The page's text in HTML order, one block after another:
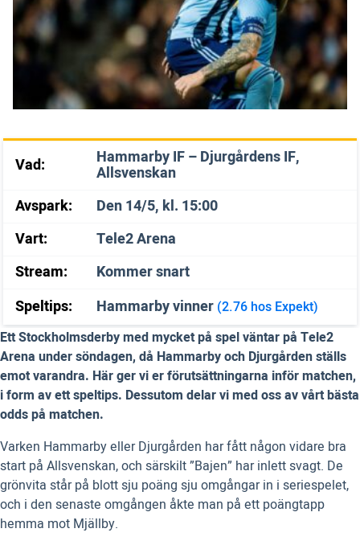
Vad: Hammarby IF – Djurgårdens IF,
Allsvenskan
Avspark:
Den 14/5, kl. 15:00
Vart:
Tele2 Arena
Stream:
Kommer snart
Speltips:
Hammarby vinner (2.76 hos Expekt)
Ett Stockholmsderby med mycket på spel väntar på Tele2
Arena under söndagen, då Hammarby och Djurgården ställs
emot varandra. Här ger vi er förutsättningarna inför matchen,
i form av ett speltips. Dessutom delar vi med oss av vårt bästa
odds på matchen.
Varken Hammarby eller Djurgården har fått någon vidare bra
start på Allsvenskan, och särskilt ”Bajen” har inlett svagt. De
grönvita står på blott sju poäng sju omgångar in i seriespelet,
och i den senaste omgången åkte man på ett poängtapp
hemma mot Mjällby.